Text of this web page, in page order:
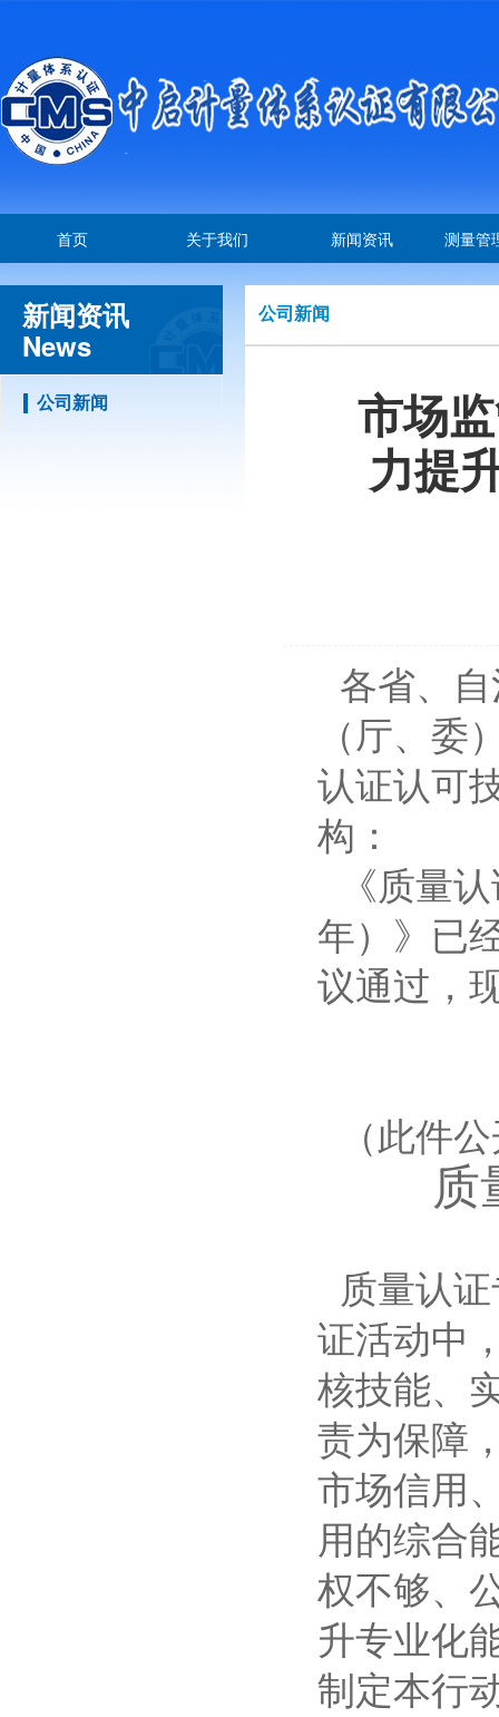
首页 关于我们 新闻资讯 测量管
新闻资讯
News
公司新闻
公司新闻
市场
力提
各省、
（厅、
认证认可
构：
《质量
年）》已
议通过，
（此件
质
质量认
证活动中
核技能、
责为保障
市场信用
用的综合
权不够、
升专业化
制定本行